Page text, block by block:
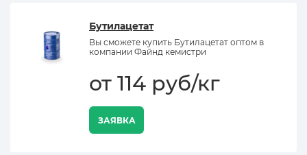
Бутилацетат
Вы сможете купить Бутилацетат оптом в
компании Файнд кемистри
от 114 руб/кг
ЗАЯВКА